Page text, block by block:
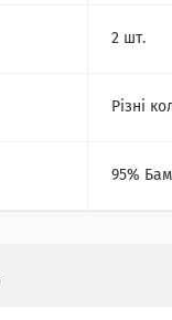
2 шт.
Різні
95%